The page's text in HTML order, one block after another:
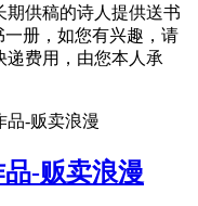
期供稿的诗人提供送书
一册，如您有兴趣，请
递费用，由您本人承
品-贩卖浪漫
-贩卖浪漫